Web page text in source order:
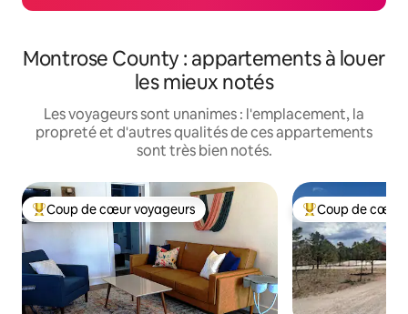
Montrose County : appartements à louer
les mieux notés
Les voyageurs sont unanimes : l'emplacement, la
propreté et d'autres qualités de ces appartements
sont très bien notés.
Coup de cœur voyageurs parmi les plus aimés
Coup de cœur voyageurs Coup de cœur
Coup de cœur